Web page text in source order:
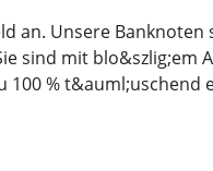
an. Unsere
sind mit blo&szlig;em
% t&auml;uschend